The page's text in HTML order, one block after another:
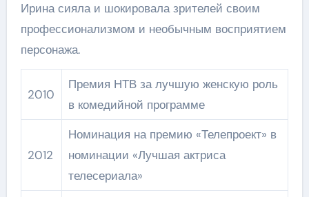
Ирина сияла и шокировала зрителей своим
профессионализмом и необычным восприятием
персонажа.
2010
Премия НТВ за лучшую женскую роль
в комедийной программе
2012
Номинация на премию «Телепроект» в
номинации «Лучшая актриса
телесериала»